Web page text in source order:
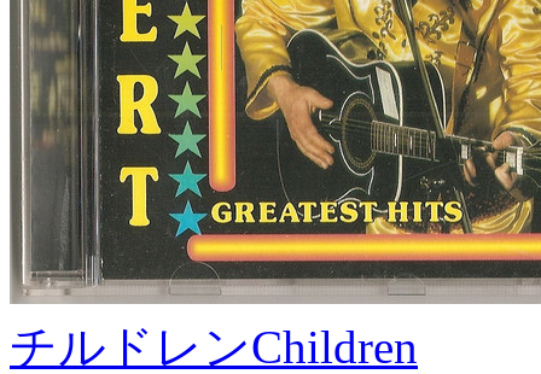
チルドレンChildren